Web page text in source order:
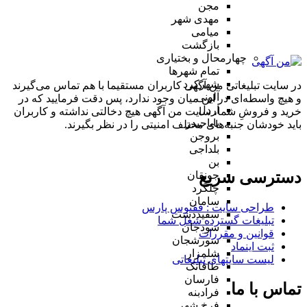
مجن
مهدی شهر
میامی
بازگشت
چهارمحال و بختیاری
تمام شهر‌ها
شهرکرد
آلونی
اردل
باباحیدر
بروجن
بلداجی
بن
جونقان
چلگرد
سامان
سفیددشت
سودجان
سورشجان
شلمزار
طاقانک
فارسان
فرادبنه
در سایت تبلیغاتی من آگهی کاربران مستقیما با هم تماس می‌گیرند
و هیچ واسطه‌ای در این میان وجود ندارد، پس دقت فرمایید که در
خرید و فروشِ شما، سایت من آگهی هیچ دخالتی نداشته و کاربران
باید خودشان جنبه‌های مختلف امنیتی را در نظر بگیرند.
دسترسی سریع
طراحی سایت :‌ ققنوس پارس
تبلیغات گسترده شغل شما
قوانین و مقررات
ثبت اینماد
لیست سایتهای تبلیغاتی
تماس با ما